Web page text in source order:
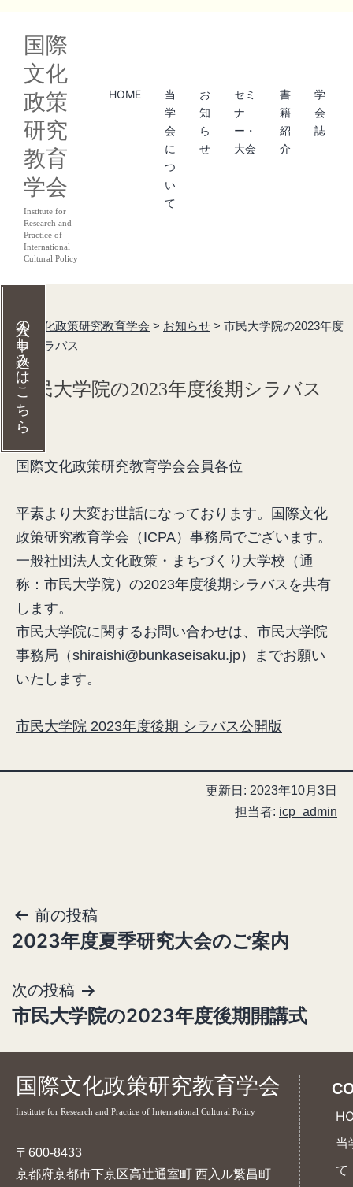
国際
文化
政策
研究
教育
学会
Institute for
Research and
Practice of
International
Cultural Policy
HOME
当
学
会
に
つ
い
て
お
知
ら
せ
セミ
ナ
ー・
大会
書
籍
紹
介
学
会
誌
入会の申し込みはこちら
国際文化政策研究教育学会 > お知らせ > 市民大学院の2023年度
後期シラバス
市民大学院の2023年度後期シラバス
国際文化政策研究教育学会会員各位
平素より大変お世話になっております。国際文化
政策研究教育学会（ICPA）事務局でございます。
一般社団法人文化政策・まちづくり大学校（通
称：市民大学院）の2023年度後期シラバスを共有
します。
市民大学院に関するお問い合わせは、市民大学院
事務局（shiraishi@bunkaseisaku.jp）までお願い
いたします。
市民大学院 2023年度後期 シラバス公開版
更新日: 2023年10月3日
担当者: icp_admin
投
稿
ナ
ビ
シ
ョ
ン
前の投稿
2023年度夏季研究大会のご案内
次の投稿
市民大学院の2023年度後期開講式
国際文化政策研究教育学会
Institute for Research and Practice of International Cultural Policy
〒600-8433
京都府京都市下京区高辻通室町 西入ル繁昌町
当
て